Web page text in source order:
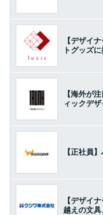
【デザイ
トグッズ
【海外が
ィックデ
【正社員
【デザイ
越えの文